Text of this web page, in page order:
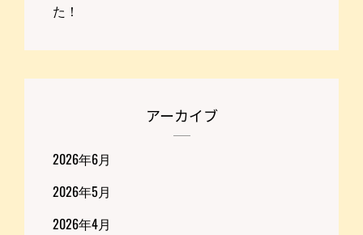
た！
アーカイブ
2026年6月
2026年5月
2026年4月